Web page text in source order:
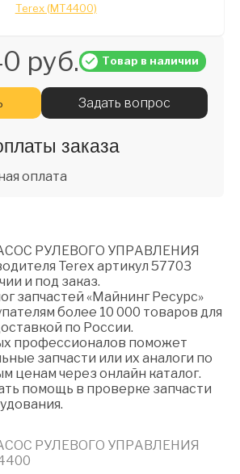
Terex (MT4400)
руб. Товар в наличии
Задать вопрос
заказа
оплата
РУЛЕВОГО УПРАВЛЕНИЯ
Terex артикул 57703
и под заказ.
запчастей «Майнинг Ресурс»
более 10 000 товаров для
по России.
профессионалов поможет
запчасти или их аналоги по
ценам через онлайн каталог.
помощь в проверке запчасти
РУЛЕВОГО УПРАВЛЕНИЯ